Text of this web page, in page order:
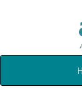
Skip